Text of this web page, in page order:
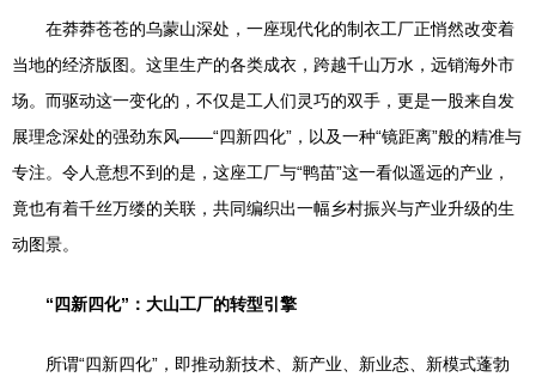
在莽莽苍苍的乌蒙山深处，一座现代化的制衣工厂正悄然改变着
当地的经济版图。这里生产的各类成衣，跨越千山万水，远销海外市
场。而驱动这一变化的，不仅是工人们灵巧的双手，更是一股来自发
展理念深处的强劲东风——“四新四化”，以及一种“镜距离”般的精准与
专注。令人意想不到的是，这座工厂与“鸭苗”这一看似遥远的产业，
竟也有着千丝万缕的关联，共同编织出一幅乡村振兴与产业升级的生
动图景。
“四新四化”：大山工厂的转型引擎
所谓“四新四化”，即推动新技术、新产业、新业态、新模式蓬勃